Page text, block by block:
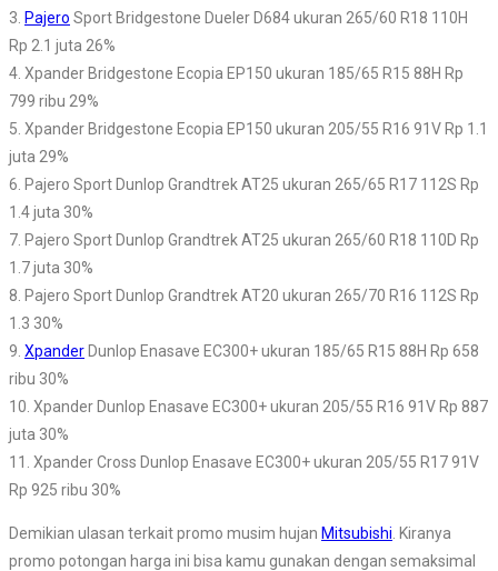
3. Pajero Sport Bridgestone Dueler D684 ukuran 265/60 R18 110H
Rp 2.1 juta 26%
4. Xpander Bridgestone Ecopia EP150 ukuran 185/65 R15 88H Rp
799 ribu 29%
5. Xpander Bridgestone Ecopia EP150 ukuran 205/55 R16 91V Rp 1.1
juta 29%
6. Pajero Sport Dunlop Grandtrek AT25 ukuran 265/65 R17 112S Rp
1.4 juta 30%
7. Pajero Sport Dunlop Grandtrek AT25 ukuran 265/60 R18 110D Rp
1.7 juta 30%
8. Pajero Sport Dunlop Grandtrek AT20 ukuran 265/70 R16 112S Rp
1.3 30%
9. Xpander Dunlop Enasave EC300+ ukuran 185/65 R15 88H Rp 658
ribu 30%
10. Xpander Dunlop Enasave EC300+ ukuran 205/55 R16 91V Rp 887
juta 30%
11. Xpander Cross Dunlop Enasave EC300+ ukuran 205/55 R17 91V
Rp 925 ribu 30%
Demikian ulasan terkait promo musim hujan Mitsubishi . Kiranya
promo potongan harga ini bisa kamu gunakan dengan semaksimal